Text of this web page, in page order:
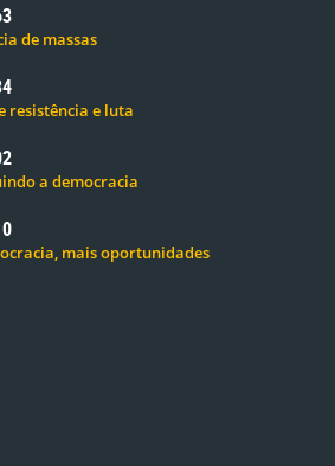
de massas
resistência e luta
a democracia
mais oportunidades